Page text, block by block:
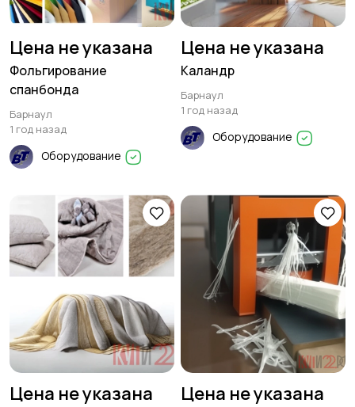
Цена не указана
Фольгирование
спанбонда
Барнаул
1 год назад
Оборудование
Цена не указана
Каландр
Барнаул
1 год назад
Оборудование
Цена не указана Цена не указана